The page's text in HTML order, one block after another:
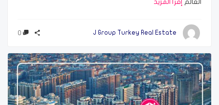
العالم إقرأ المزيد
J Group Turkey Real Estate
0